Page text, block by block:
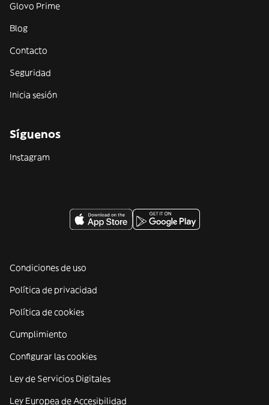
Glovo Prime
Blog
Contacto
Seguridad
Inicia sesión
Síguenos
Instagram
Condiciones de uso
Política de privacidad
Política de cookies
Cumplimiento
Configurar las cookies
Ley de Servicios Digitales
Ley Europea de Accesibilidad